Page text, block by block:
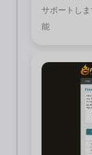
サポートし
能